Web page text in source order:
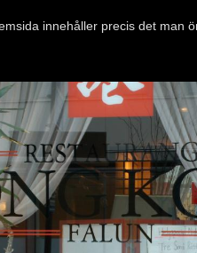
innehåller precis det man